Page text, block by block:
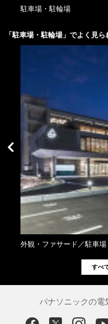
駐車場・駐輪場
「駐車場・駐輪場」でよく見ら
外観・ファサード／駐車
すべ
パナソニックの電